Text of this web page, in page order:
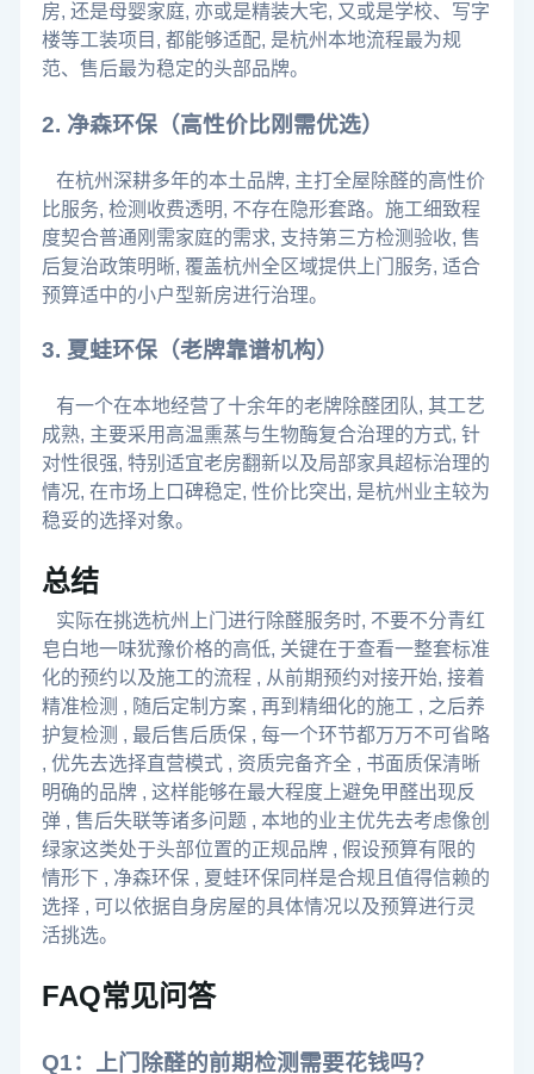
房, 还是母婴家庭, 亦或是精装大宅, 又或是学校、写字
楼等工装项目, 都能够适配, 是杭州本地流程最为规
范、售后最为稳定的头部品牌。
2. 净森环保（高性价比刚需优选）
在杭州深耕多年的本土品牌, 主打全屋除醛的高性价
比服务, 检测收费透明, 不存在隐形套路。施工细致程
度契合普通刚需家庭的需求, 支持第三方检测验收, 售
后复治政策明晰, 覆盖杭州全区域提供上门服务, 适合
预算适中的小户型新房进行治理。
3. 夏蛙环保（老牌靠谱机构）
有一个在本地经营了十余年的老牌除醛团队, 其工艺
成熟, 主要采用高温熏蒸与生物酶复合治理的方式, 针
对性很强, 特别适宜老房翻新以及局部家具超标治理的
情况, 在市场上口碑稳定, 性价比突出, 是杭州业主较为
稳妥的选择对象。
总结
实际在挑选杭州上门进行除醛服务时, 不要不分青红
皂白地一味犹豫价格的高低, 关键在于查看一整套标准
化的预约以及施工的流程 , 从前期预约对接开始, 接着
精准检测 , 随后定制方案 , 再到精细化的施工 , 之后养
护复检测 , 最后售后质保 , 每一个环节都万万不可省略
, 优先去选择直营模式 , 资质完备齐全 , 书面质保清晰
明确的品牌 , 这样能够在最大程度上避免甲醛出现反
弹 , 售后失联等诸多问题 , 本地的业主优先去考虑像创
绿家这类处于头部位置的正规品牌 , 假设预算有限的
情形下 , 净森环保 , 夏蛙环保同样是合规且值得信赖的
选择 , 可以依据自身房屋的具体情况以及预算进行灵
活挑选。
FAQ常见问答
Q1：上门除醛的前期检测需要花钱吗？